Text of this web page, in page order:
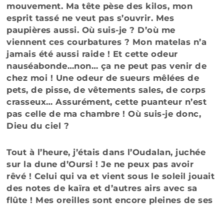
mouvement. Ma tête pèse des kilos, mon
esprit tassé ne veut pas s’ouvrir. Mes
paupières aussi. Où suis-je ? D’où me
viennent ces courbatures ? Mon matelas n’a
jamais été aussi raide ! Et cette odeur
nauséabonde…non… ça ne peut pas venir de
chez moi ! Une odeur de sueurs mêlées de
pets, de pisse, de vêtements sales, de corps
crasseux… Assurément, cette puanteur n’est
pas celle de ma chambre ! Où suis-je donc,
Dieu du ciel ?
Tout à l’heure, j’étais dans l’Oudalan, juchée
sur la dune d’Oursi ! Je ne peux pas avoir
rêvé ! Celui qui va et vient sous le soleil jouait
des notes de kaïra et d’autres airs avec sa
flûte ! Mes oreilles sont encore pleines de ses